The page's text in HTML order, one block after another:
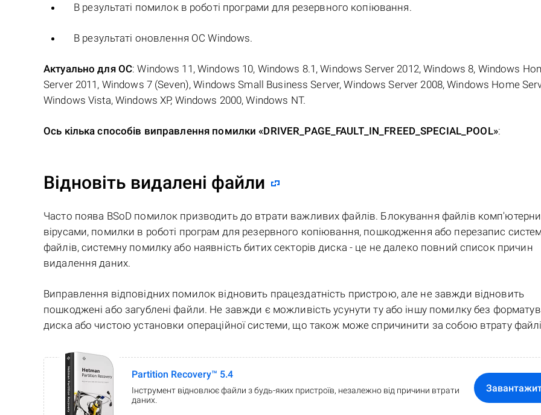
В результаті помилок в роботі програми для резервного копіювання.
В результаті оновлення ОС Windows.
Актуально для ОС: Windows 11, Windows 10, Windows 8.1, Windows Server 2012, Windows 8, Windows
Server 2011, Windows 7 (Seven), Windows Small Business Server, Windows Server 2008, Windows Home
Windows Vista, Windows XP, Windows 2000, Windows NT.
Ось кілька способів виправлення помилки «DRIVER_PAGE_FAULT_IN_FREED_SPECIAL_POOL»:
Відновіть видалені файли
Часто поява BSoD помилок призводить до втрати важливих файлів. Блокування файлів
вірусами, помилки в роботі програм для резервного копіювання, пошкодження або перезапис
файлів, системну помилку або наявність битих секторів диска - це не далеко повний список причин
видалення даних.
Виправлення відповідних помилок відновить працездатність пристрою, але не завжди відновить
пошкоджені або загублені файли. Не завжди є можливість усунути ту або іншу помилку без
диска або чистою установки операційної системи, що також може спричинити за собою втрату
Partition Recovery™ 5.4
Інструмент відновлює файли з будь-яких пристроїв, незалежно від причини втрати
даних.